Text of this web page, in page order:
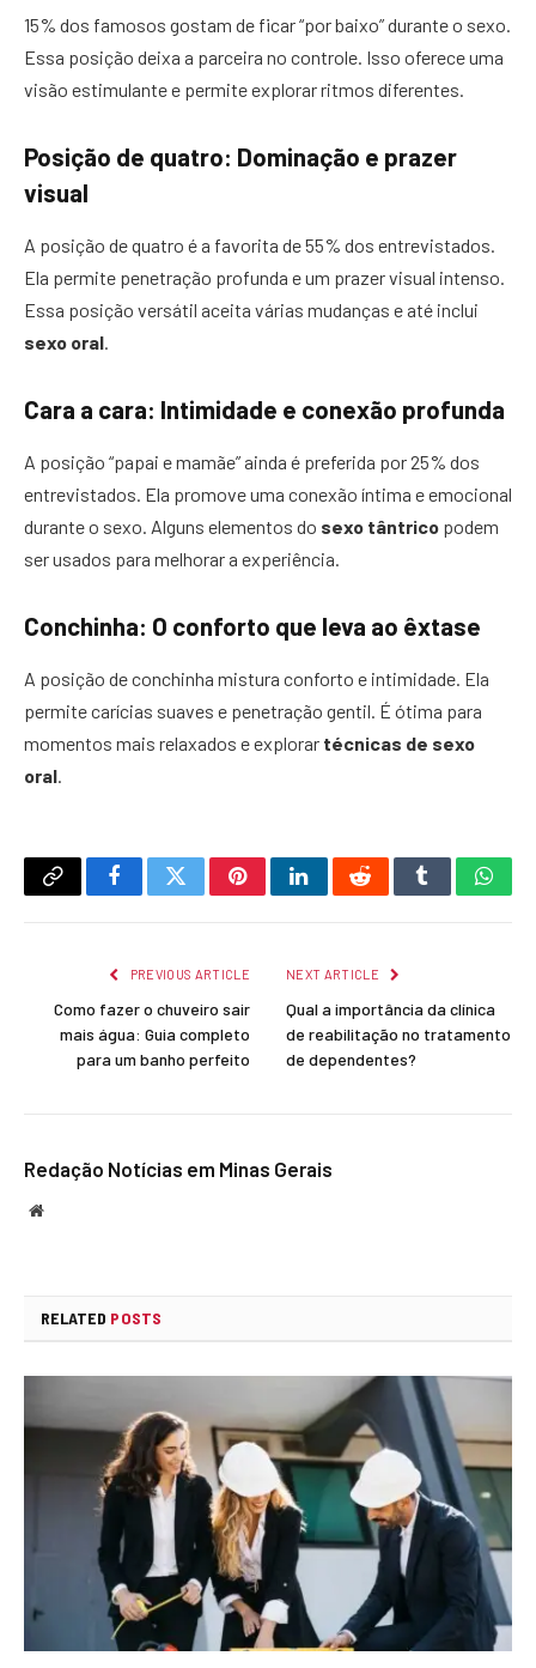
15% dos famosos gostam de ficar “por baixo” durante o sexo.
Essa posição deixa a parceira no controle. Isso oferece uma
visão estimulante e permite explorar ritmos diferentes.
Posição de quatro: Dominação e prazer
visual
A posição de quatro é a favorita de 55% dos entrevistados.
Ela permite penetração profunda e um prazer visual intenso.
Essa posição versátil aceita várias mudanças e até inclui
sexo oral.
Cara a cara: Intimidade e conexão profunda
A posição “papai e mamãe” ainda é preferida por 25% dos
entrevistados. Ela promove uma conexão íntima e emocional
durante o sexo. Alguns elementos do sexo tântrico podem
ser usados para melhorar a experiência.
Conchinha: O conforto que leva ao êxtase
A posição de conchinha mistura conforto e intimidade. Ela
permite carícias suaves e penetração gentil. É ótima para
momentos mais relaxados e explorar técnicas de sexo
oral.
Copy
FacebookTwitterPinterestLinkedInRedditTumblr
PREVIOUS ARTICLE
Como fazer o chuveiro sair
mais água: Guia completo
para um banho perfeito
NEXT ARTICLE
Qual a importância da clínica
de reabilitação no tratamento
de dependentes?
Redação Notícias em Minas Gerais
Website
RELATED POSTS